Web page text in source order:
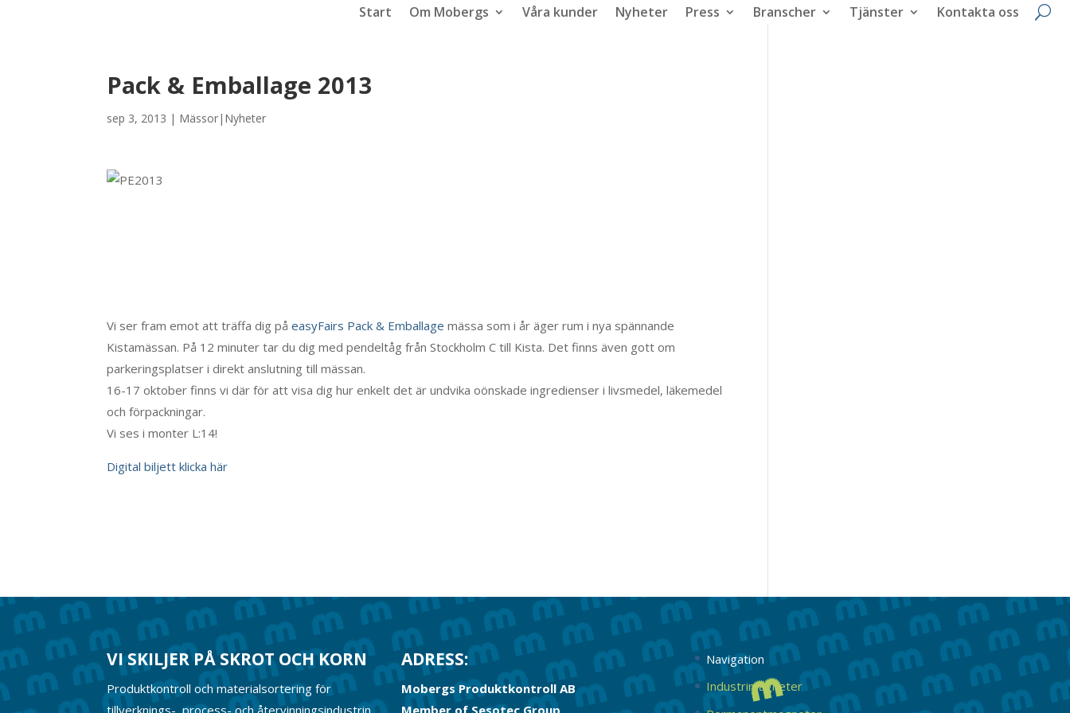
Start Om Mobergs Våra kunder Nyheter Press Branscher Tjänster Kontakta oss
Pack & Emballage 2013
sep 3, 2013 | Mässor|Nyheter
Vi ser fram emot att träffa dig påeasyFairs Pack & Emballage mässa som i år äger rum i nya spännande
Kistamässan. På 12 minuter tar du dig med pendeltåg från Stockholm C till Kista. Det finns även gott om
parkeringsplatser i direkt anslutning till mässan.
16-17 oktober finns vi där för att visa dig hur enkelt det är undvika oönskade ingredienser i livsmedel, läkemedel
och förpackningar.
Vi ses i monter L:14!
Digital biljett klicka här
VI SKILJER PÅ SKROT OCH KORN
Produktkontroll och materialsortering för
tillverknings-, process- och återvinningsindustrin.
ADRESS:
Mobergs Produktkontroll AB
Member of Sesotec Group
Navigation
Industrimagneter